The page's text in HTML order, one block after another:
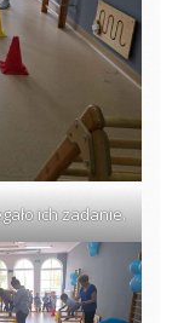
ich zadanie.